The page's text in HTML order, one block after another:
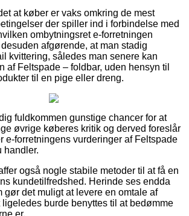
at køber er vaks omkring de mest
der spiller ind i forbindelse med
ombytningsret e-forretningen
afgørende, at man stadig
kvittering, således man senere kan
af Feltspade – foldbar, uden hensyn til
til en pige eller dreng.
fuldkommen gunstige chancer for at
øvrige køberes kritik og derved foreslår
e-forretningens vurderinger af Feltspade
handler.
også nogle stabile metoder til at få en
kundetilfredshed. Herinde ses endda
gør det muligt at levere en omtale af
burde benyttes til at bedømme
er.